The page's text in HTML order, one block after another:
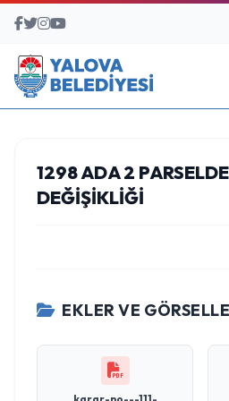
1298 ADA 2
DEĞIŞIKLIĞI
EKLER VE